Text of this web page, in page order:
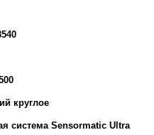
круглое
система Sensormatic Ultra